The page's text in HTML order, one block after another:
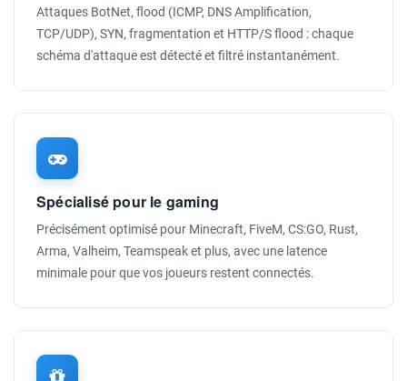
Attaques BotNet, flood (ICMP, DNS Amplification,
TCP/UDP), SYN, fragmentation et HTTP/S flood : chaque
schéma d'attaque est détecté et filtré instantanément.
Spécialisé pour le gaming
Précisément optimisé pour Minecraft, FiveM, CS:GO, Rust,
Arma, Valheim, Teamspeak et plus, avec une latence
minimale pour que vos joueurs restent connectés.